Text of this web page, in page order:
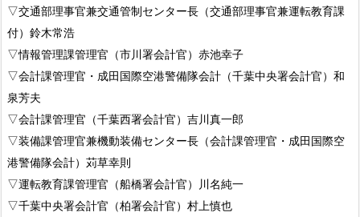
▽交通部理事官兼交通管制センター長（交通部理事官兼運転教育課
付）鈴木常浩
▽情報管理課管理官（市川署会計官）赤池幸子
▽会計課管理官・成田国際空港警備隊会計（千葉中央署会計官）和
泉芳夫
▽会計課管理官（千葉西署会計官）吉川真一郎
▽装備課管理官兼機動装備センター長（会計課管理官・成田国際空
港警備隊会計）苅草幸則
▽運転教育課管理官（船橋署会計官）川名純一
▽千葉中央署会計官（柏署会計官）村上慎也